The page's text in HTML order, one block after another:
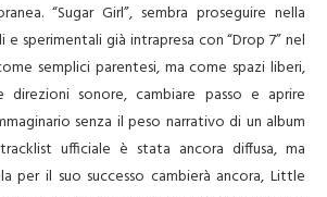
“Sugar Girl”, sembra proseguire nella
sperimentali già intrapresa con “Drop 7” nel
semplici parentesi, ma come spazi liberi,
sonore, cambiare passo e aprire
senza il peso narrativo di un album
ufficiale è stata ancora diffusa, ma
per il suo successo cambierà ancora, Little